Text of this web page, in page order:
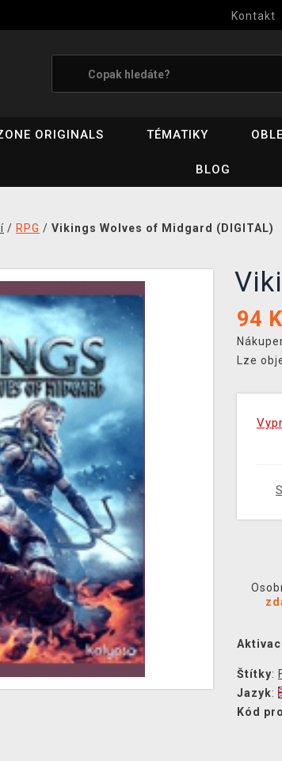
Kontakt
ORIGINALS TÉMATIKY
BLOG
/ RPG / Vikings Wolves of Midgard (DIGITAL)
94
Lze
Štítky:
Jazyk:
Kód